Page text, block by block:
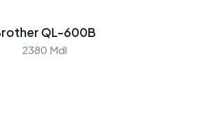
QL-600B
2380 Mdl